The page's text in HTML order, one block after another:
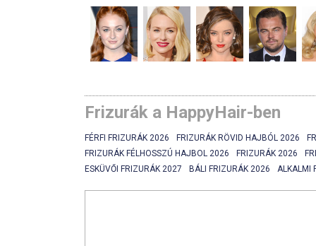
Frizurák a HappyHair-ben
FÉRFI FRIZURÁK 2026 FRIZURÁK RÖVID HAJBÓL 2026
FRIZURÁK FÉLHOSSZÚ HAJBOL 2026
FRIZURÁK 2026
ESKÜVŐI FRIZURÁK 2027
BÁLI FRIZURÁK 2026 ALKALMI